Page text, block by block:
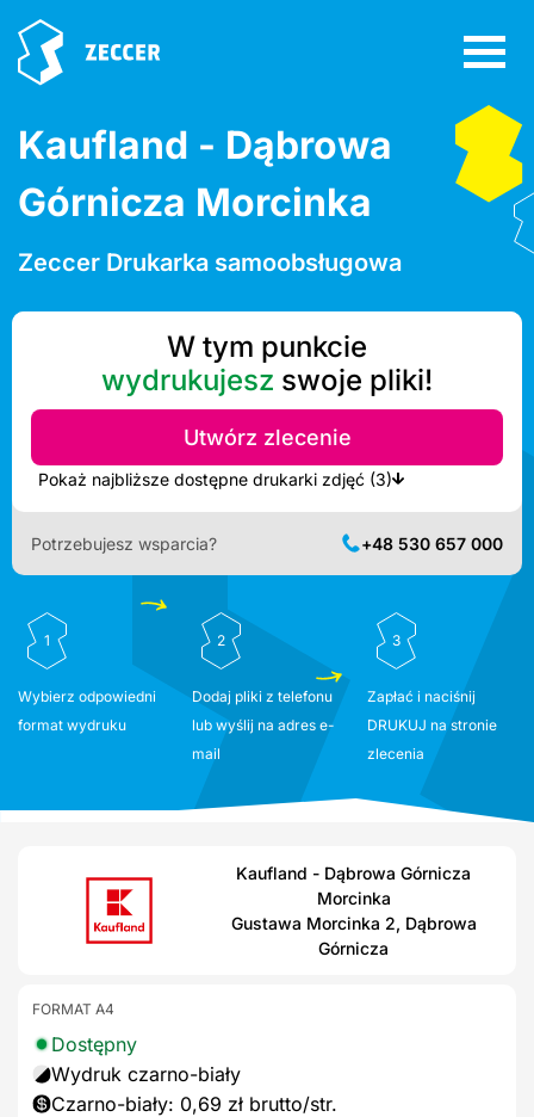
Kaufland - Dąbrowa
Górnicza Morcinka
Zeccer Drukarka samoobsługowa
W tym punkcie
wydrukujesz swoje pliki!
Utwórz zlecenie
Pokaż najbliższe dostępne drukarki zdjęć (3)
Potrzebujesz wsparcia? +48 530 657 000
1
Wybierz odpowiedni
format wydruku
2
Dodaj pliki z telefonu
lub wyślij na adres e-
mail
3
Zapłać i naciśnij
DRUKUJ na stronie
zlecenia
Kaufland - Dąbrowa Górnicza
Morcinka
Gustawa Morcinka 2, Dąbrowa
Górnicza
FORMAT A4
Dostępny
Wydruk czarno-biały
Czarno-biały: 0,69 zł brutto/str.